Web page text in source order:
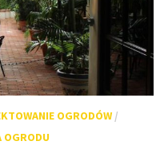
OGRODÓW/
OGRODU